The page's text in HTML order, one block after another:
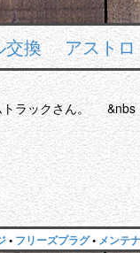
交換 アス
トラックさん。
• フリーズプラグ• メンテ